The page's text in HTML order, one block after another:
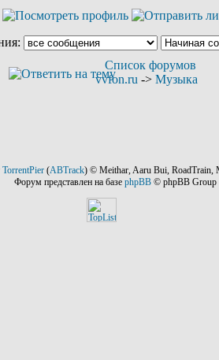
Список форумов
vvfon.ru -> Музыка
TorrentPier(ABTrack) © Meithar, Aaru Bui, RoadTrain,
Форум представлен на базе phpBB © phpBB Group